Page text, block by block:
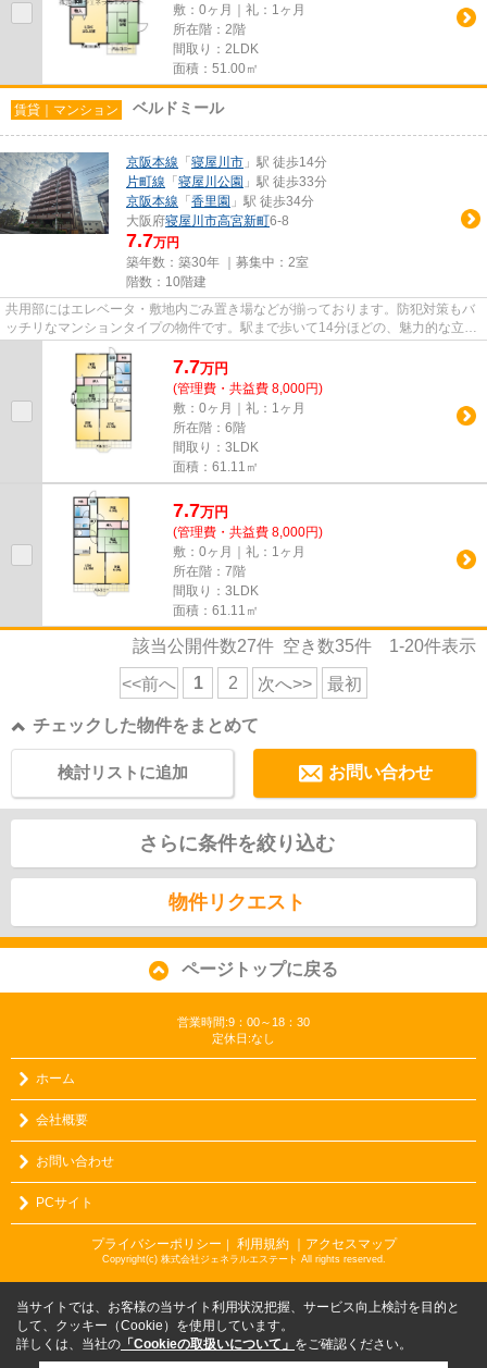
敷：0ヶ月｜礼：1ヶ月
所在階：2階
間取り：2LDK
面積：51.00㎡
賃貸｜マンション ベルドミール
京阪本線 「 寝屋川市 」駅 徒歩14分
片町線 「 寝屋川公園 」駅 徒歩33分
京阪本線 「 香里園 」駅 徒歩34分
大阪府寝屋川市高宮新町6-8
7.7万円
築年数：築30年 ｜募集中： 2室
階数：10階建
共用部にはエレベータ・敷地内ごみ置き場などが揃っております。防犯対策もバ
ッチリなマンションタイプの物件です。駅まで歩いて14分ほどの、魅力的な立地
の物件です。10階建てで街並...
7.7万円
(管理費・共益費 8,000円)
敷：0ヶ月｜礼：1ヶ月
所在階：6階
間取り：3LDK
面積：61.11㎡
7.7万円
(管理費・共益費 8,000円)
敷：0ヶ月｜礼：1ヶ月
所在階：7階
間取り：3LDK
面積：61.11㎡
該当公開件数27件 空き数35件 1-20件表示
<<前へ 1 2 次へ>> 最初
チェックした物件をまとめて
お問い合わせ
検討リストに追加
さらに条件を絞り込む
物件リクエスト
ページトップに戻る
営業時間:9：00～18：30
定休日:なし
ホーム
会社概要
お問い合わせ
PCサイト
プライバシーポリシー ｜ 利用規約 ｜アクセスマップ
Copyright(c) 株式会社ジェネラルエステート All rights reserved.
当サイトでは、お客様の当サイト利用状況把握、サービス向上検討を目的と
して、クッキー（Cookie）を使用しています。
詳しくは、当社の 「Cookieの取扱いについて」 をご確認ください。